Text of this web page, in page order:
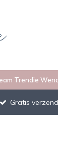
Trendie
Gratis